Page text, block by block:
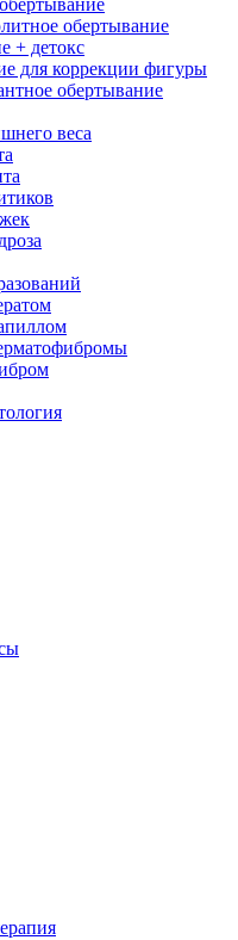
обертывание
+ детокс
для коррекции фигуры
обертывание
веса